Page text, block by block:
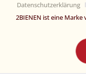
Datenschutzerklärung
2BIENEN ist eine